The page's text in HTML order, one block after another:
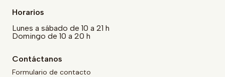
Horarios
Lunes a sábado de 10 a 21 h
Domingo de 10 a 20 h
Contáctanos
Formulario de contacto